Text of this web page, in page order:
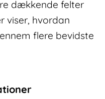
dækkende felter
viser, hvordan
flere bevidste